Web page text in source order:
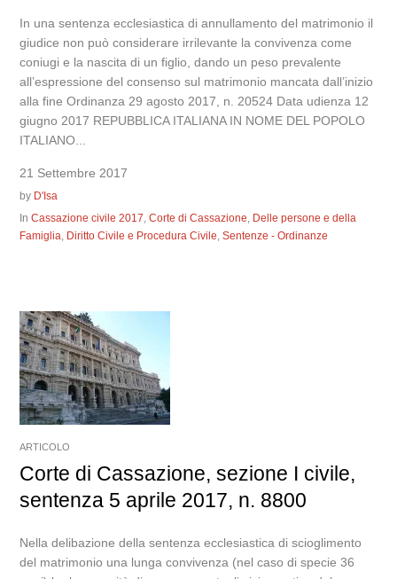
In una sentenza ecclesiastica di annullamento del matrimonio il
giudice non può considerare irrilevante la convivenza come
coniugi e la nascita di un figlio, dando un peso prevalente
all’espressione del consenso sul matrimonio mancata dall’inizio
alla fine Ordinanza 29 agosto 2017, n. 20524 Data udienza 12
giugno 2017 REPUBBLICA ITALIANA IN NOME DEL POPOLO
ITALIANO...
21 Settembre 2017
by D'Isa
InCassazione civile 2017,Corte di Cassazione, Delle persone e della
Famiglia, Diritto Civile e Procedura Civile,Sentenze - Ordinanze
ARTICOLO
Corte di Cassazione, sezione I civile,
sentenza 5 aprile 2017, n. 8800
Nella delibazione della sentenza ecclesiastica di scioglimento
del matrimonio una lunga convivenza (nel caso di specie 36